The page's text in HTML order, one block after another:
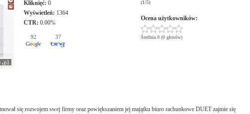
Kliknięć: 0
Wyświetleń: 1364
CTR: 0.00%
92 37
(1/5)
Ocena użytkowników:
Średnia 0 (0 głosów)
się rozwojem swej firmy oraz powiększaniem jej majątku biuro rachunkowe DUET zajmie się